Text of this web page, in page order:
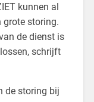
kunnen al
grote storing.
de dienst is
schrijft
de storing bij